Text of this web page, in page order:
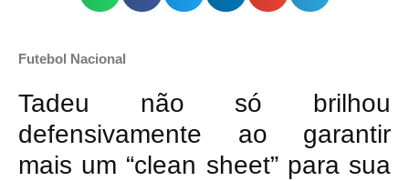
Futebol Nacional
Tadeu não só brilhou
defensivamente ao garantir
mais um “clean sheet” para sua